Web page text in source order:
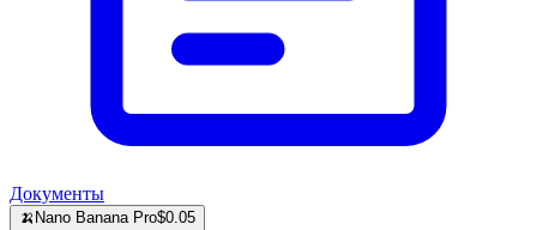
Документы
🍌 Nano Banana Pro$0.05